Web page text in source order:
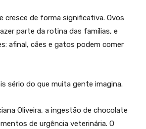
cresce de forma significativa. Ovos
parte da rotina das famílias, e
afinal, cães e gatos podem comer
sério do que muita gente imagina.
Oliveira, a ingestão de chocolate
de urgência veterinária. O